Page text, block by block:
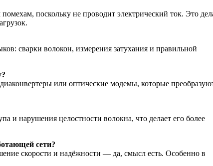
поскольку не проводит электрический ток. Это
сварки волокон, измерения затухания и правильной
или оптические модемы, которые
и нарушения целостности волокна, что делает его более
сети?
скорости и надёжности — да, смысл есть. Особенно в